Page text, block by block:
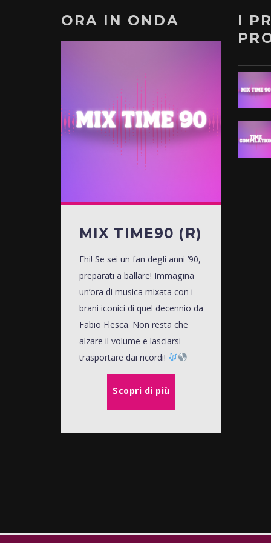
ORA IN ONDA
MIX TIME90 (R)
Ehi! Se sei un fan degli anni ’90,
preparati a ballare! Immagina
un’ora di musica mixata con i
brani iconici di quel decennio da
Fabio Flesca. Non resta che
alzare il volume e lasciarsi
trasportare dai ricordi!
Scopri di più
I